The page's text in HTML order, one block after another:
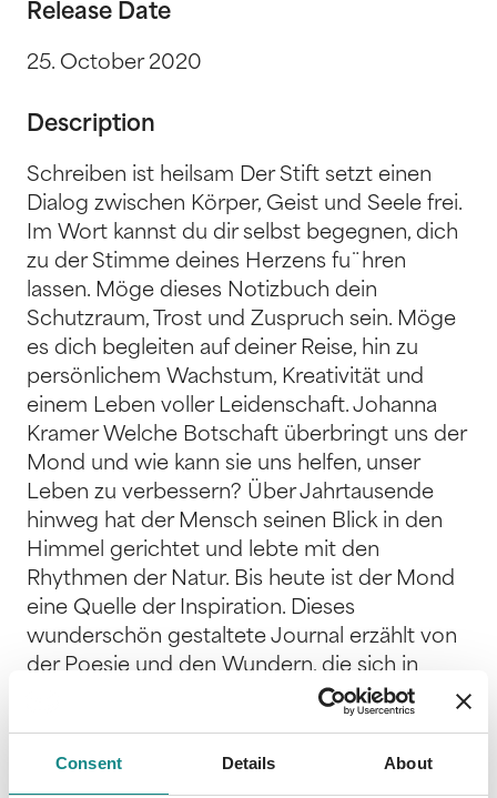
Consent Details About
Release Date
25. October 2020
Description
Schreiben ist heilsam Der Stift setzt einen
Dialog zwischen Körper, Geist und Seele frei.
Im Wort kannst du dir selbst begegnen, dich
zu der Stimme deines Herzens fu¨hren
lassen. Möge dieses Notizbuch dein
Schutzraum, Trost und Zuspruch sein. Möge
es dich begleiten auf deiner Reise, hin zu
persönlichem Wachstum, Kreativität und
einem Leben voller Leidenschaft. Johanna
Kramer Welche Botschaft überbringt uns der
Mond und wie kann sie uns helfen, unser
Leben zu verbessern? Über Jahrtausende
hinweg hat der Mensch seinen Blick in den
Himmel gerichtet und lebte mit den
Rhythmen der Natur. Bis heute ist der Mond
eine Quelle der Inspiration. Dieses
wunderschön gestaltete Journal erzählt von
der Poesie und den Wundern, die sich in
unserem Kosmos verbergen. Es hilft uns
verstehen, sie zu verinnerlichen und auf unser